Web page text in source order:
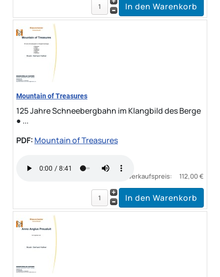
Mountain of Treasures
125 Jahre Schneebergbahn im Klangbild des Berge
● ...
PDF: Mountain of Treasures
Verkaufspreis: 112,00 €